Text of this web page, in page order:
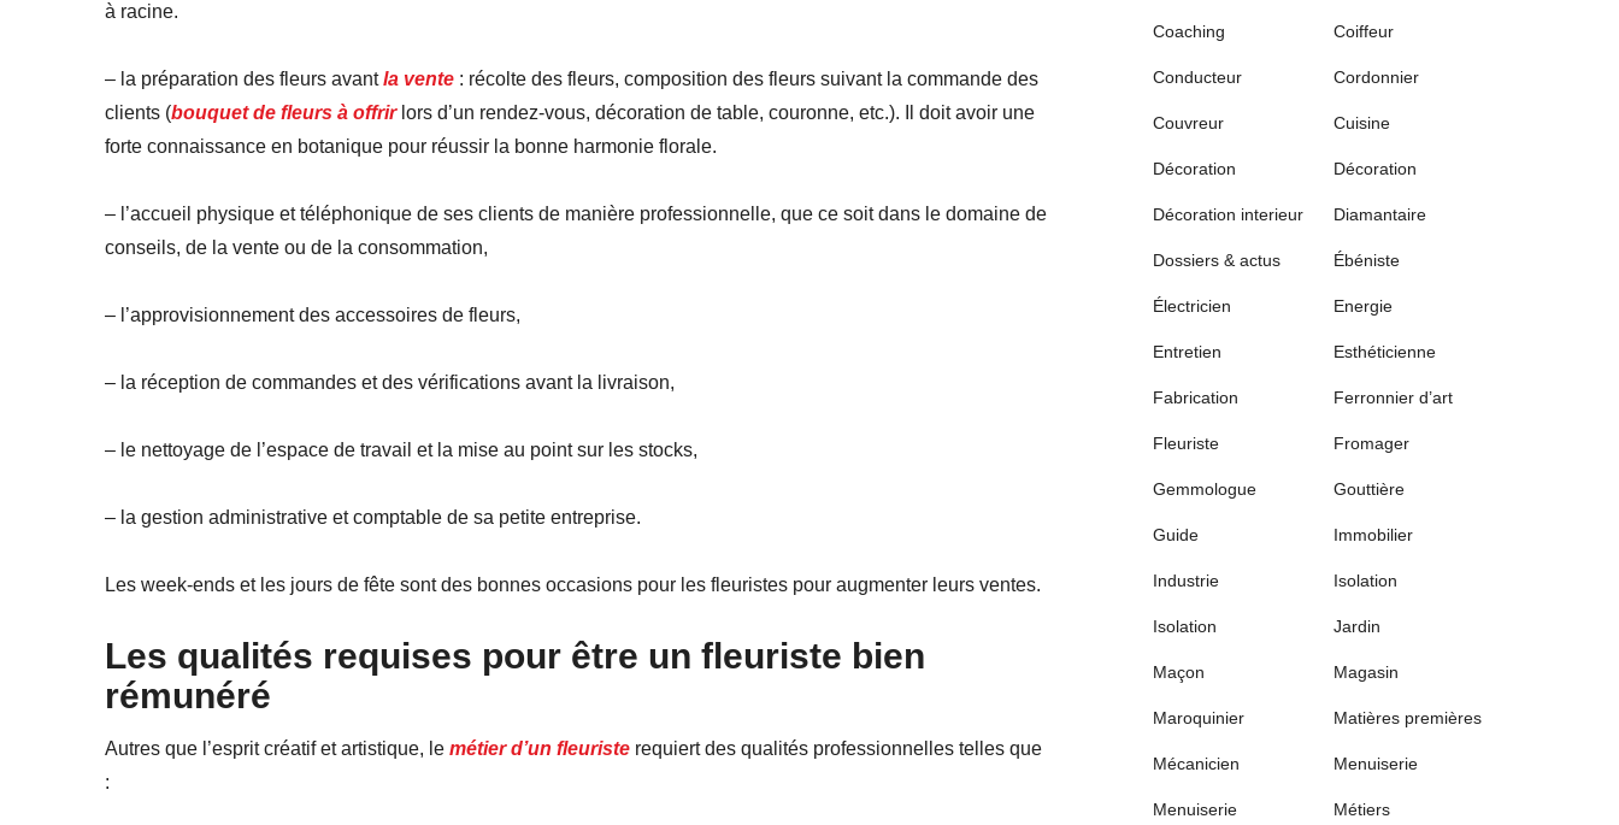
à racine.
– la préparation des fleurs avantla vente : récolte des fleurs, composition des fleurs suivant la commande des
clients (bouquet de fleurs à offrir lors d’un rendez-vous, décoration de table, couronne, etc.). Il doit avoir une
forte connaissance en botanique pour réussir la bonne harmonie florale.
– l’accueil physique et téléphonique de ses clients de manière professionnelle, que ce soit dans le domaine de
conseils, de la vente ou de la consommation,
– l’approvisionnement des accessoires de fleurs,
– la réception de commandes et des vérifications avant la livraison,
– le nettoyage de l’espace de travail et la mise au point sur les stocks,
– la gestion administrative et comptable de sa petite entreprise.
Les week-ends et les jours de fête sont des bonnes occasions pour les fleuristes pour augmenter leurs ventes.
Les qualités requises pour être un fleuriste bien
rémunéré
Autres que l’esprit créatif et artistique, le métier d’un fleuriste requiert des qualités professionnelles telles que
:
Coaching Coiffeur
Conducteur Cordonnier
Couvreur Cuisine
Décoration Décoration
Décoration interieur Diamantaire
Dossiers & actus Ébéniste
Électricien Energie
Entretien Esthéticienne
Fabrication Ferronnier d’art
Fleuriste Fromager
Gemmologue Gouttière
Guide Immobilier
Industrie Isolation
Isolation Jardin
Maçon Magasin
Maroquinier Matières premières
Mécanicien Menuiserie
Menuiserie Métiers